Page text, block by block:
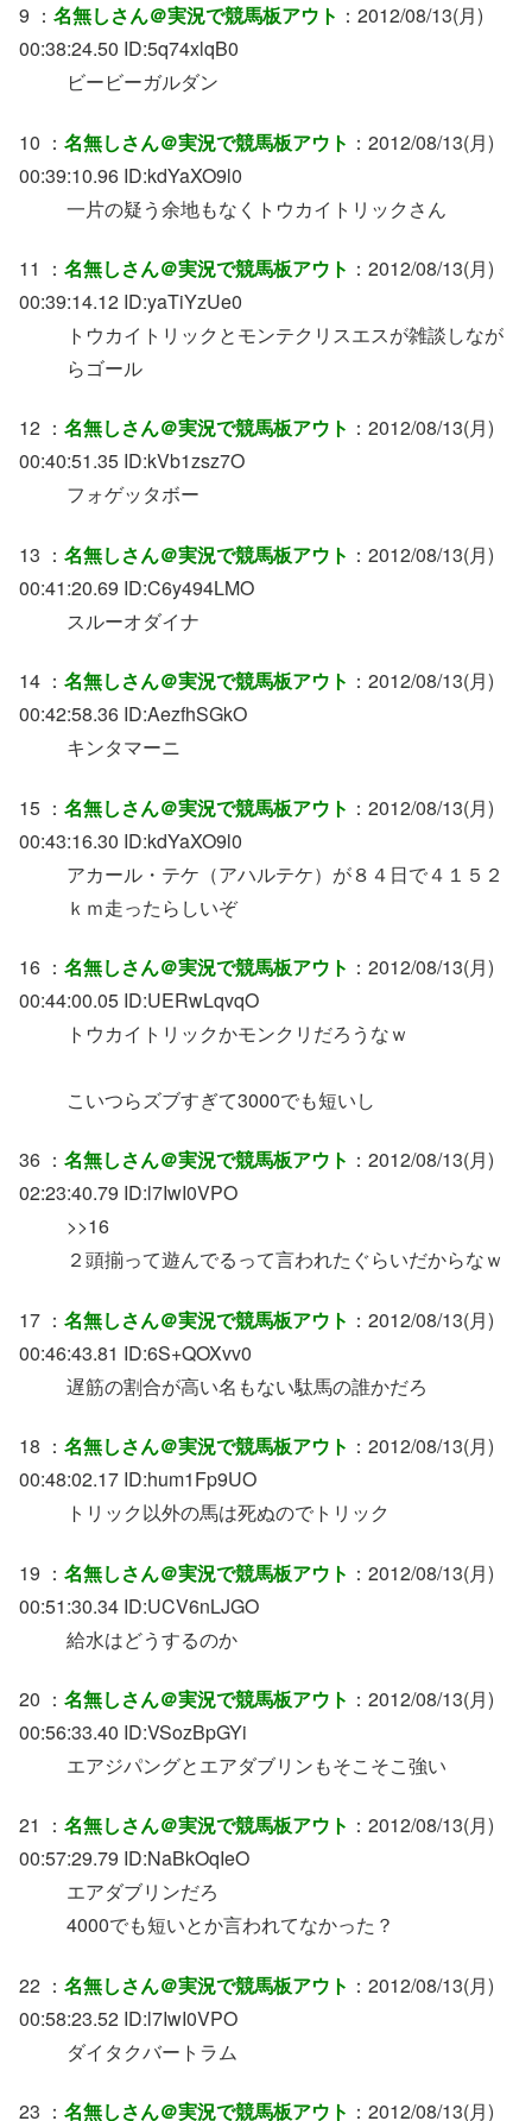
9 ： 名無しさん＠実況で競馬板アウト ：2012/08/13(月)
00:38:24.50 ID:5q74xlqB0
ビービーガルダン
10 ： 名無しさん＠実況で競馬板アウト ：2012/08/13(月)
00:39:10.96 ID:kdYaXO9l0
一片の疑う余地もなくトウカイトリックさん
11 ： 名無しさん＠実況で競馬板アウト ：2012/08/13(月)
00:39:14.12 ID:yaTiYzUe0
トウカイトリックとモンテクリスエスが雑談しなが
らゴール
12 ： 名無しさん＠実況で競馬板アウト ：2012/08/13(月)
00:40:51.35 ID:kVb1zsz7O
フォゲッタボー
13 ： 名無しさん＠実況で競馬板アウト ：2012/08/13(月)
00:41:20.69 ID:C6y494LMO
スルーオダイナ
14 ： 名無しさん＠実況で競馬板アウト ：2012/08/13(月)
00:42:58.36 ID:AezfhSGkO
キンタマーニ
15 ： 名無しさん＠実況で競馬板アウト ：2012/08/13(月)
00:43:16.30 ID:kdYaXO9l0
アカール・テケ（アハルテケ）が８４日で４１５２
ｋｍ走ったらしいぞ
16 ： 名無しさん＠実況で競馬板アウト ：2012/08/13(月)
00:44:00.05 ID:UERwLqvqO
トウカイトリックかモンクリだろうなｗ
こいつらズブすぎて3000でも短いし
36 ： 名無しさん＠実況で競馬板アウト ：2012/08/13(月)
02:23:40.79 ID:l7IwI0VPO
>>16
２頭揃って遊んでるって言われたぐらいだからなｗ
17 ： 名無しさん＠実況で競馬板アウト ：2012/08/13(月)
00:46:43.81 ID:6S+QOXvv0
遅筋の割合が高い名もない駄馬の誰かだろ
18 ： 名無しさん＠実況で競馬板アウト ：2012/08/13(月)
00:48:02.17 ID:hum1Fp9UO
トリック以外の馬は死ぬのでトリック
19 ： 名無しさん＠実況で競馬板アウト ：2012/08/13(月)
00:51:30.34 ID:UCV6nLJGO
給水はどうするのか
20 ： 名無しさん＠実況で競馬板アウト ：2012/08/13(月)
00:56:33.40 ID:VSozBpGYi
エアジパングとエアダブリンもそこそこ強い
21 ： 名無しさん＠実況で競馬板アウト ：2012/08/13(月)
00:57:29.79 ID:NaBkOqIeO
エアダブリンだろ
4000でも短いとか言われてなかった？
22 ： 名無しさん＠実況で競馬板アウト ：2012/08/13(月)
00:58:23.52 ID:l7IwI0VPO
ダイタクバートラム
23 ： 名無しさん＠実況で競馬板アウト ：2012/08/13(月)